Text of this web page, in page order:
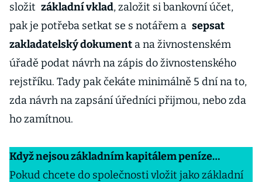
složit základní vklad, založit si bankovní účet,
pak je potřeba setkat se s notářem a sepsat
zakladatelský dokument a na živnostenském
úřadě podat návrh na zápis do živnostenského
rejstříku. Tady pak čekáte minimálně 5 dní na to,
zda návrh na zapsání úředníci přijmou, nebo zda
ho zamítnou.
Když nejsou základním kapitálem peníze…
Pokud chcete do společnosti vložit jako základní